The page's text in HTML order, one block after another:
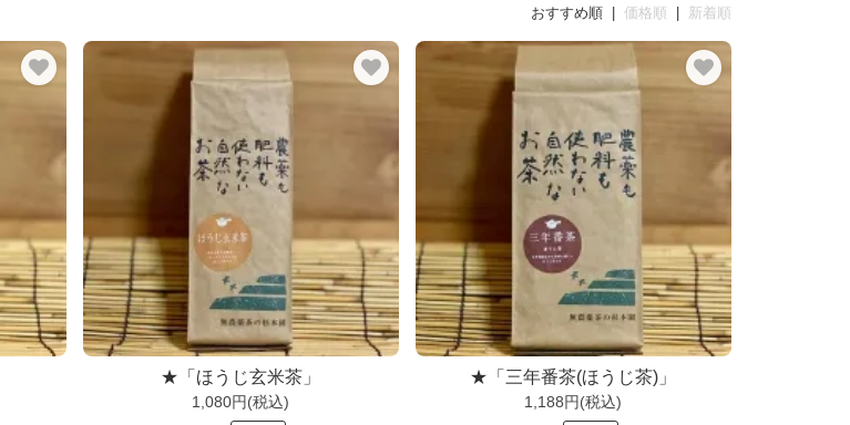
おすすめ順 | 価格順 新着順
★「ほうじ玄米茶」
1,080円(税込)
★「三年番茶(ほうじ茶)」
1,188円(税込)